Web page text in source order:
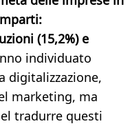
(15,2%) e
individuato
digitalizzazione,
marketing, ma
tradurre questi